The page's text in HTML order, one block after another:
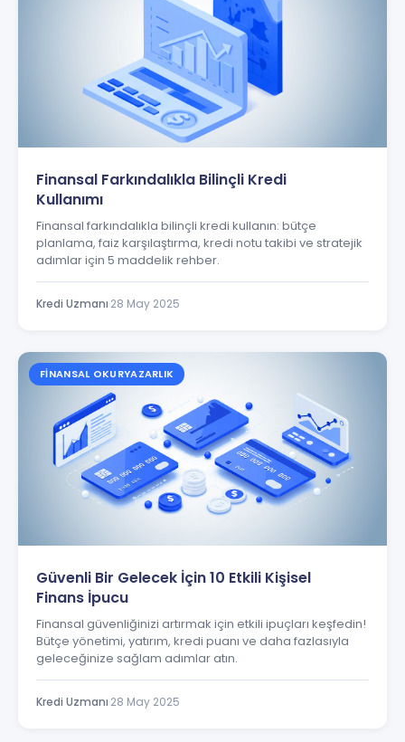
Finansal Farkındalıkla Bilinçli Kredi
Kullanımı
Finansal farkındalıkla bilinçli kredi kullanın: bütçe
planlama, faiz karşılaştırma, kredi notu takibi ve stratejik
adımlar için 5 maddelik rehber.
Kredi Uzmanı·28 May 2025
FINANSAL OKURYAZARLIK
Güvenli Bir Gelecek İçin 10 Etkili Kişisel
Finans İpucu
Finansal güvenliğinizi artırmak için etkili ipuçları keşfedin!
Bütçe yönetimi, yatırım, kredi puanı ve daha fazlasıyla
geleceğinize sağlam adımlar atın.
Kredi Uzmanı·28 May 2025